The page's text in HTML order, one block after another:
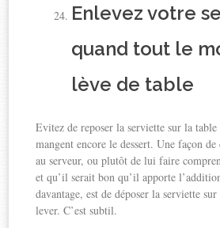
Enlevez votre
quand tout le
lève de table
Evitez de reposer la serviette sur la
mangent encore le dessert. Une façon
au serveur, ou plutôt de lui faire
et qu’il serait bon qu’il apporte
davantage, est de déposer la serviette
lever. C’est subtil.